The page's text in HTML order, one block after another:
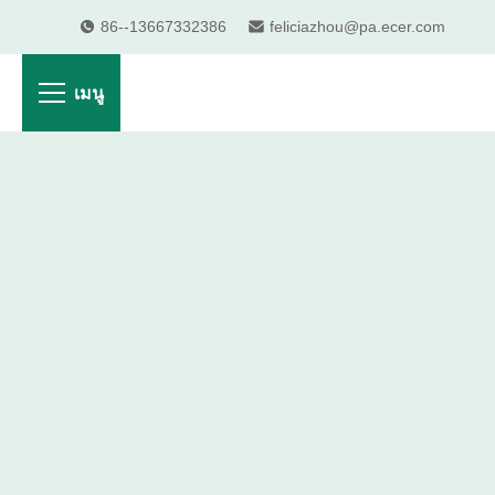
86--13667332386 feliciazhou@pa.ecer.com
เมนู